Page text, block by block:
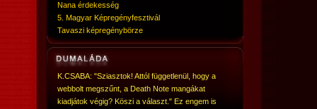
Nana érdekesség
5. Magyar Képregényfesztivál
Tavaszi képregénybörze
K.CSABA: "Sziasztok! Attól függetlenül, hogy a
webbolt megszűnt, a Death Note mangákat
kiadjátok végig? Köszi a választ." Ez engem is